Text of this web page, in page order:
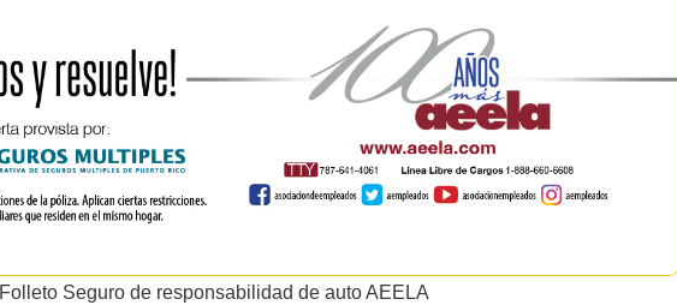
Folleto Seguro de responsabilidad de auto AEELA